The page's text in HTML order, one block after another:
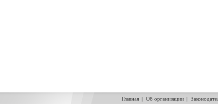
Главная | Об организации |